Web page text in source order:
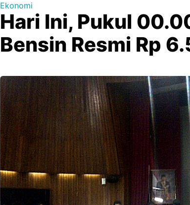
Ekonomi
Hari Ini, Pukul
Bensin Resmi Rp